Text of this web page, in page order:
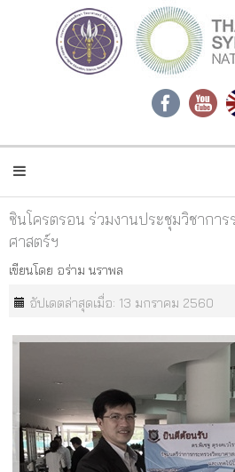
ซินโครตรอน ร่วมงานประชุมวิชากา
ศาสตร์ฯ
เขียนโดย อร่าม นราพล
อัปเดตล่าสุดเมื่อ: 13 มกราคม 2560